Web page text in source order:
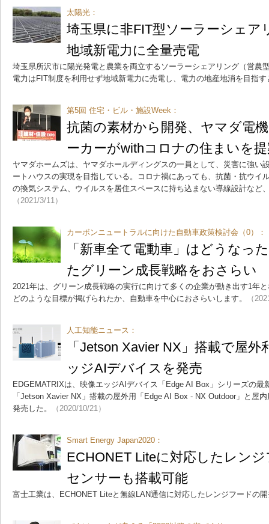
太陽光：
埼玉県に非FIT型ソーラーシェア
地域新電力に全量売電
埼玉県所沢市に陽光発電と農業を両立するソーラーシェアリング（営農
電力はFIT制度を利用せず地域新電力に売電し、電力の地産地消を目指す
第5回 住宅・ビル・施設Week：
抗菌の素材から開発、ヤマダ電
ーカーがwithコロナの住まいを
ヤマダホームズは、ヤマダホールディングスの一員として、災害に強い
ートハウスの実現を目指している。コロナ禍にあっても、抗菌・抗ウイ
の換気システム、ウイルスを居住スペースに持ち込まない導線設計など
（2021/3/11）
カーボンニュートラルに向けた自動車政策検討会（0）：
「新車全て電動車」はどうな
たグリーン成長戦略をおさらい
2021年は、グリーン成長戦略の実行に向けて多くの企業が動き出す1年
どのような目標が掲げられたか、自動車を中心におさらいします。
（
人工知能ニュース：
「Jetson Xavier NX」搭載で屋
ッジAIデバイスを発売
EDGEMATRIXは、映像エッジAIデバイス「Edge AI Box」シリーズの最
「Jetson Xavier NX」搭載の屋外用「Edge AI Box - NX Outdoor」と屋
発売した。
（2020/10/21）
Smart Energy Japan2020：
ECHONET Liteに対応したレン
センサーも搭載可能
富士工業は、ECHONET Liteと無線LAN通信に対応したレンジフードの